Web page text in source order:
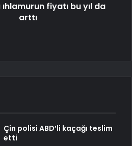
fiyatı bu yıl da
arttı
Çin polisi ABD’li kaçağı teslim
etti